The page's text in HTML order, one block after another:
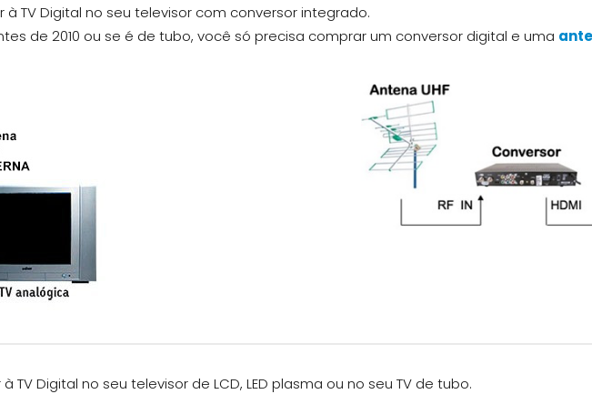
TV Digital no seu televisor com conversor integrado.
de 2010 ou se é de tubo, você só precisa comprar um conversor digital e uma
TV Digital no seu televisor de LCD, LED plasma ou no seu TV de tubo.